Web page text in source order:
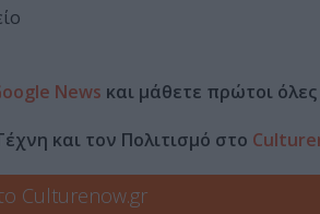
News και μάθετε πρώτοι όλες
και τον Πολιτισμό στο
Culturenow.gr